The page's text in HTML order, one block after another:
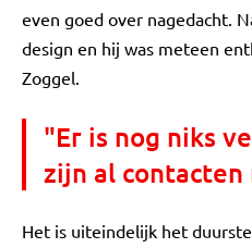
even goed over nagedacht.
design en hij was meteen
Zoggel.
"Er is nog niks
zijn al contacten
Het is uiteindelijk het